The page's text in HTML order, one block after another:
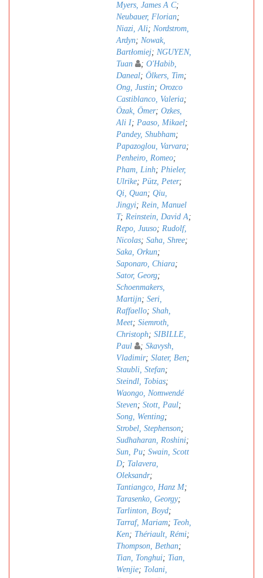
Myers, James A C;
Neubauer, Florian;
Niazi, Ali; Nordstrom,
Ardyn; Nowak,
Bartłomiej; NGUYEN,
Tuan
; O'Habib,
Daneal; Ölkers, Tim;
Ong, Justin; Orozco
Castiblanco, Valeria;
Özak, Ömer; Ozkes,
Ali I; Paaso, Mikael;
Pandey, Shubham;
Papazoglou, Varvara;
Penheiro, Romeo;
Pham, Linh; Phieler,
Ulrike; Pütz, Peter;
Qi, Quan; Qiu,
Jingyi; Rein, Manuel
T; Reinstein, David A;
Repo, Juuso; Rudolf,
Nicolas; Saha, Shree;
Saka, Orkun;
Saponaro, Chiara;
Sator, Georg;
Schoenmakers,
Martijn; Seri,
Raffaello; Shah,
Meet; Siemroth,
Christoph; SIBILLE,
Paul
; Skavysh,
Vladimir; Slater, Ben;
Staubli, Stefan;
Steindl, Tobias;
Waongo, Nomwendé
Steven; Stott, Paul;
Song, Wenting;
Strobel, Stephenson;
Sudhaharan, Roshini;
Sun, Pu; Swain, Scott
D; Talavera,
Oleksandr;
Tantiangco, Hanz M;
Tarasenko, Georgy;
Tarlinton, Boyd;
Tarraf, Mariam; Teoh,
Ken; Thériault, Rémi;
Thompson, Bethan;
Tian, Tonghui; Tian,
Wenjie; Tolani,